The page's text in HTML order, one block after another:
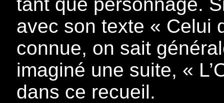
avec son texte « Celui
connue, on sait
imaginé une suite, «
dans ce recueil.